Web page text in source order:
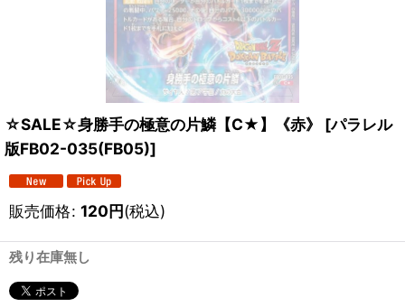
☆SALE☆身勝手の極意の片鱗【C★】《赤》 [パラレル
版FB02-035(FB05)]
販売価格: 120円(税込)
残り在庫無し